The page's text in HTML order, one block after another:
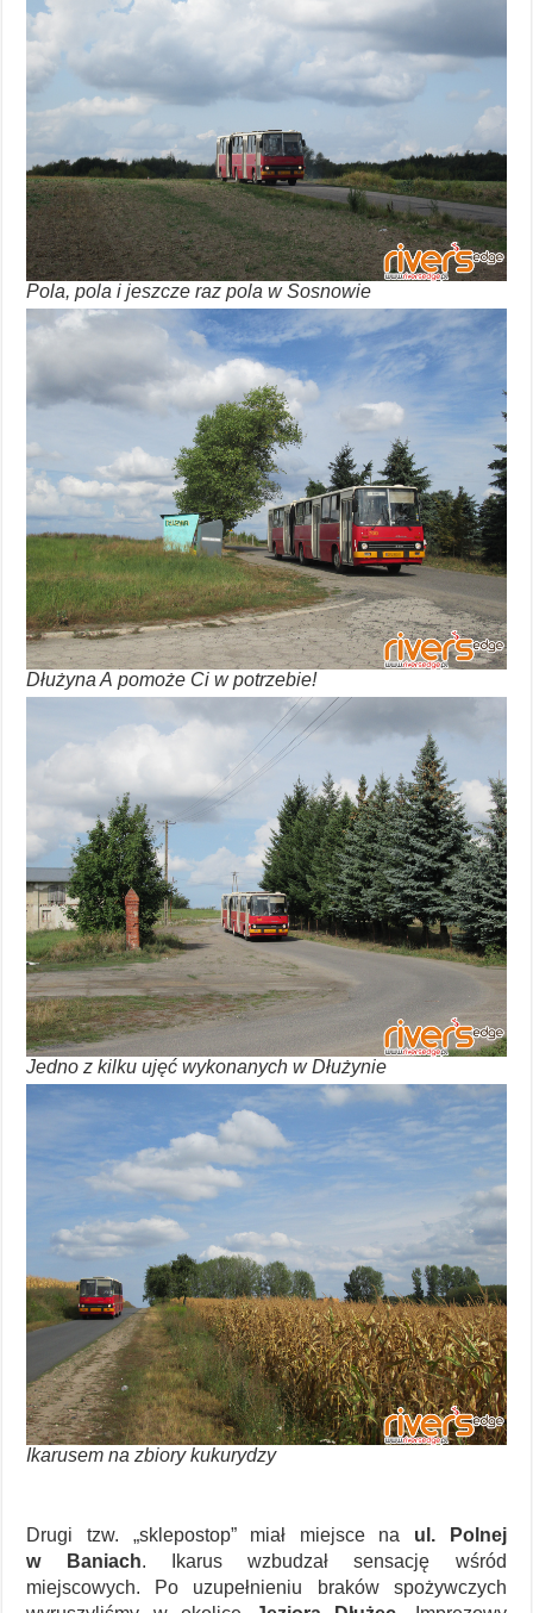
Pola, pola i jeszcze raz pola w Sosnowie
Dłużyna A pomoże Ci w potrzebie!
Jedno z kilku ujęć wykonanych w Dłużynie
Ikarusem na zbiory kukurydzy
Drugi tzw. „sklepostop” miał miejsce na ul. Polnej
w Baniach. Ikarus wzbudzał sensację wśród
miejscowych. Po uzupełnieniu braków spożywczych